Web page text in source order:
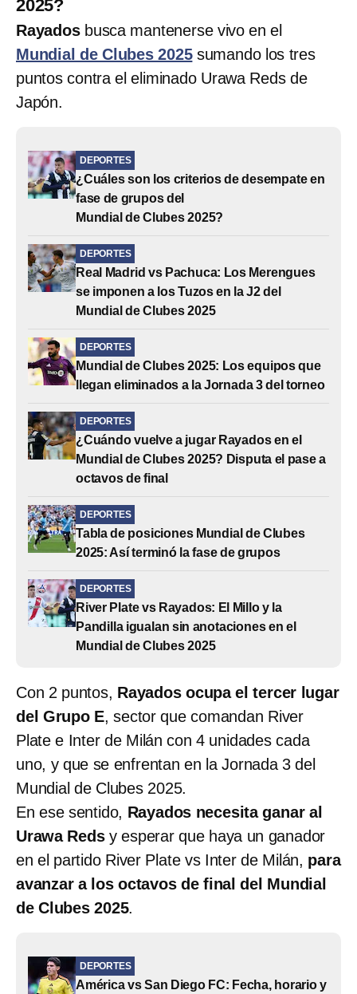
2025?
Rayados busca mantenerse vivo en el
Mundial de Clubes 2025sumando los tres
puntos contra el eliminado Urawa Reds de
Japón.
DEPORTES
¿Cuáles son los criterios de desempate en
fase de grupos del
Mundial de Clubes 2025?
DEPORTES
Real Madrid vs Pachuca: Los Merengues
se imponen a los Tuzos en la J2 del
Mundial de Clubes 2025
DEPORTES
Mundial de Clubes 2025: Los equipos que
llegan eliminados a la Jornada 3 del torneo
DEPORTES
¿Cuándo vuelve a jugar Rayados en el
Mundial de Clubes 2025? Disputa el pase a
octavos de final
DEPORTES
Tabla de posiciones Mundial de Clubes
2025: Así terminó la fase de grupos
DEPORTES
River Plate vs Rayados: El Millo y la
Pandilla igualan sin anotaciones en el
Mundial de Clubes 2025
Con 2 puntos, Rayados ocupa el tercer lugar
del Grupo E, sector que comandan River
Plate e Inter de Milán con 4 unidades cada
uno, y que se enfrentan en la Jornada 3 del
Mundial de Clubes 2025.
En ese sentido, Rayados necesita ganar al
Urawa Redsy esperar que haya un ganador
en el partido River Plate vs Inter de Milán, para
avanzar a los octavos de final del Mundial
de Clubes 2025.
DEPORTES
América vs San Diego FC: Fecha, horario y